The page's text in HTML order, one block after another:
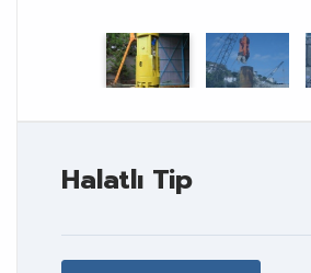
Halatlı Tip